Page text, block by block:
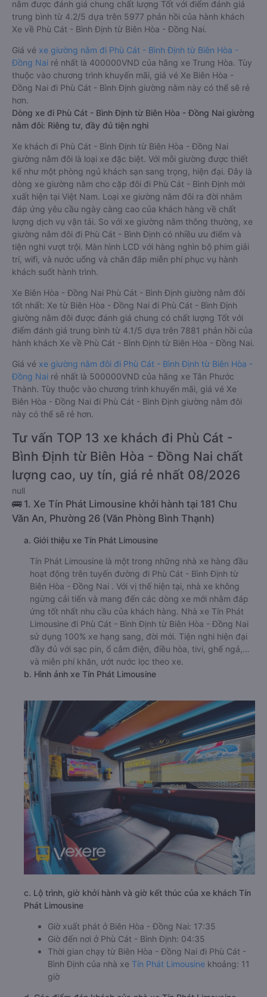
nằm được đánh giá chung chất lượng Tốt với điểm đánh giá
trung bình từ 4.2/5 dựa trên 5977 phản hồi của hành khách
Xe về Phù Cát - Bình Định từ Biên Hòa - Đồng Nai.
Giá vé xe giường nằm đi Phù Cát - Bình Định từ Biên Hòa -
Đồng Nai rẻ nhất là 400000VND của hãng xe Trung Hòa. Tùy
thuộc vào chương trình khuyến mãi, giá vé Xe Biên Hòa -
Đồng Nai đi Phù Cát - Bình Định giường nằm này có thể sẽ rẻ
hơn.
Dòng xe đi Phù Cát - Bình Định từ Biên Hòa - Đồng Nai giường
nằm đôi: Riêng tư, đầy đủ tiện nghi
Xe khách đi Phù Cát - Bình Định từ Biên Hòa - Đồng Nai
giường nằm đôi là loại xe đặc biệt. Với mỗi giường được thiết
kế như một phòng ngủ khách sạn sang trọng, hiện đại. Đây là
dòng xe giường nằm cho cặp đôi đi Phù Cát - Bình Định mới
xuất hiện tại Việt Nam. Loại xe giường nằm đôi ra đời nhằm
đáp ứng yêu cầu ngày càng cao của khách hàng về chất
lượng dịch vụ vận tải. So với xe giường nằm thông thường, xe
giường nằm đôi đi Phù Cát - Bình Định có nhiều ưu điểm và
tiện nghi vượt trội. Màn hình LCD với hàng nghìn bộ phim giải
trí, wifi, và nước uống và chăn đắp miễn phí phục vụ hành
khách suốt hành trình.
Xe Biên Hòa - Đồng Nai Phù Cát - Bình Định giường nằm đôi
tốt nhất: Xe từ Biên Hòa - Đồng Nai đi Phù Cát - Bình Định
giường nằm đôi được đánh giá chung có chất lượng Tốt với
điểm đánh giá trung bình từ 4.1/5 dựa trên 7881 phản hồi của
hành khách Xe về Phù Cát - Bình Định từ Biên Hòa - Đồng Nai.
Giá vé xe giường nằm đôi đi Phù Cát - Bình Định từ Biên Hòa -
Đồng Nai rẻ nhất là 500000VND của hãng xe Tân Phước
Thành. Tùy thuộc vào chương trình khuyến mãi, giá vé Xe
Biên Hòa - Đồng Nai đi Phù Cát - Bình Định giường nằm đôi
này có thể sẽ rẻ hơn.
Tư vấn TOP 13 xe khách đi Phù Cát -
Bình Định từ Biên Hòa - Đồng Nai chất
lượng cao, uy tín, giá rẻ nhất 08/2026
null
🚌 1. Xe Tín Phát Limousine khởi hành tại 181 Chu
Văn An, Phường 26 (Văn Phòng Bình Thạnh)
a. Giới thiệu xe Tín Phát Limousine
Tín Phát Limousine là một trong những nhà xe hàng đầu
hoạt động trên tuyến đường đi Phù Cát - Bình Định từ
Biên Hòa - Đồng Nai . Với vị thế hiện tại, nhà xe không
ngừng cải tiến và mang đến các dòng xe mới nhằm đáp
ứng tốt nhất nhu cầu của khách hàng. Nhà xe Tín Phát
Limousine đi Phù Cát - Bình Định từ Biên Hòa - Đồng Nai
sử dụng 100% xe hạng sang, đời mới. Tiện nghi hiện đại
đầy đủ với sạc pin, ổ cắm điện, điều hòa, tivi, ghế ngả,…
và miễn phí khăn, ướt nước lọc theo xe.
b. Hình ảnh xe Tín Phát Limousine
c. Lộ trình, giờ khởi hành và giờ kết thúc của xe khách Tín
Phát Limousine
Giờ xuất phát ở Biên Hòa - Đồng Nai: 17:35
Giờ đến nơi ở Phù Cát - Bình Định: 04:35
Thời gian chạy từ Biên Hòa - Đồng Nai đi Phù Cát -
Bình Định của nhà xe Tín Phát Limousine khoảng: 11
giờ